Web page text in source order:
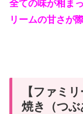
全ての味が相ま
リームの甘さが
【ファミ
焼き（つ